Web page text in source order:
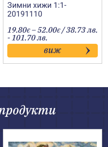
Зимни хижи 1:1-
20191110
19.80€ –52.00€Price
range:
19.80€
through
52.00€
/ 38.73 лв.
- 101.70 лв.
виж